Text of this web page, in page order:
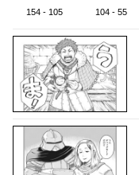
154 - 105 104 - 55